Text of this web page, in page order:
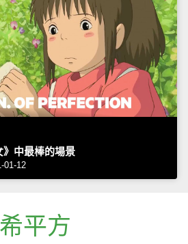
中最棒的場景
01-12
希平方